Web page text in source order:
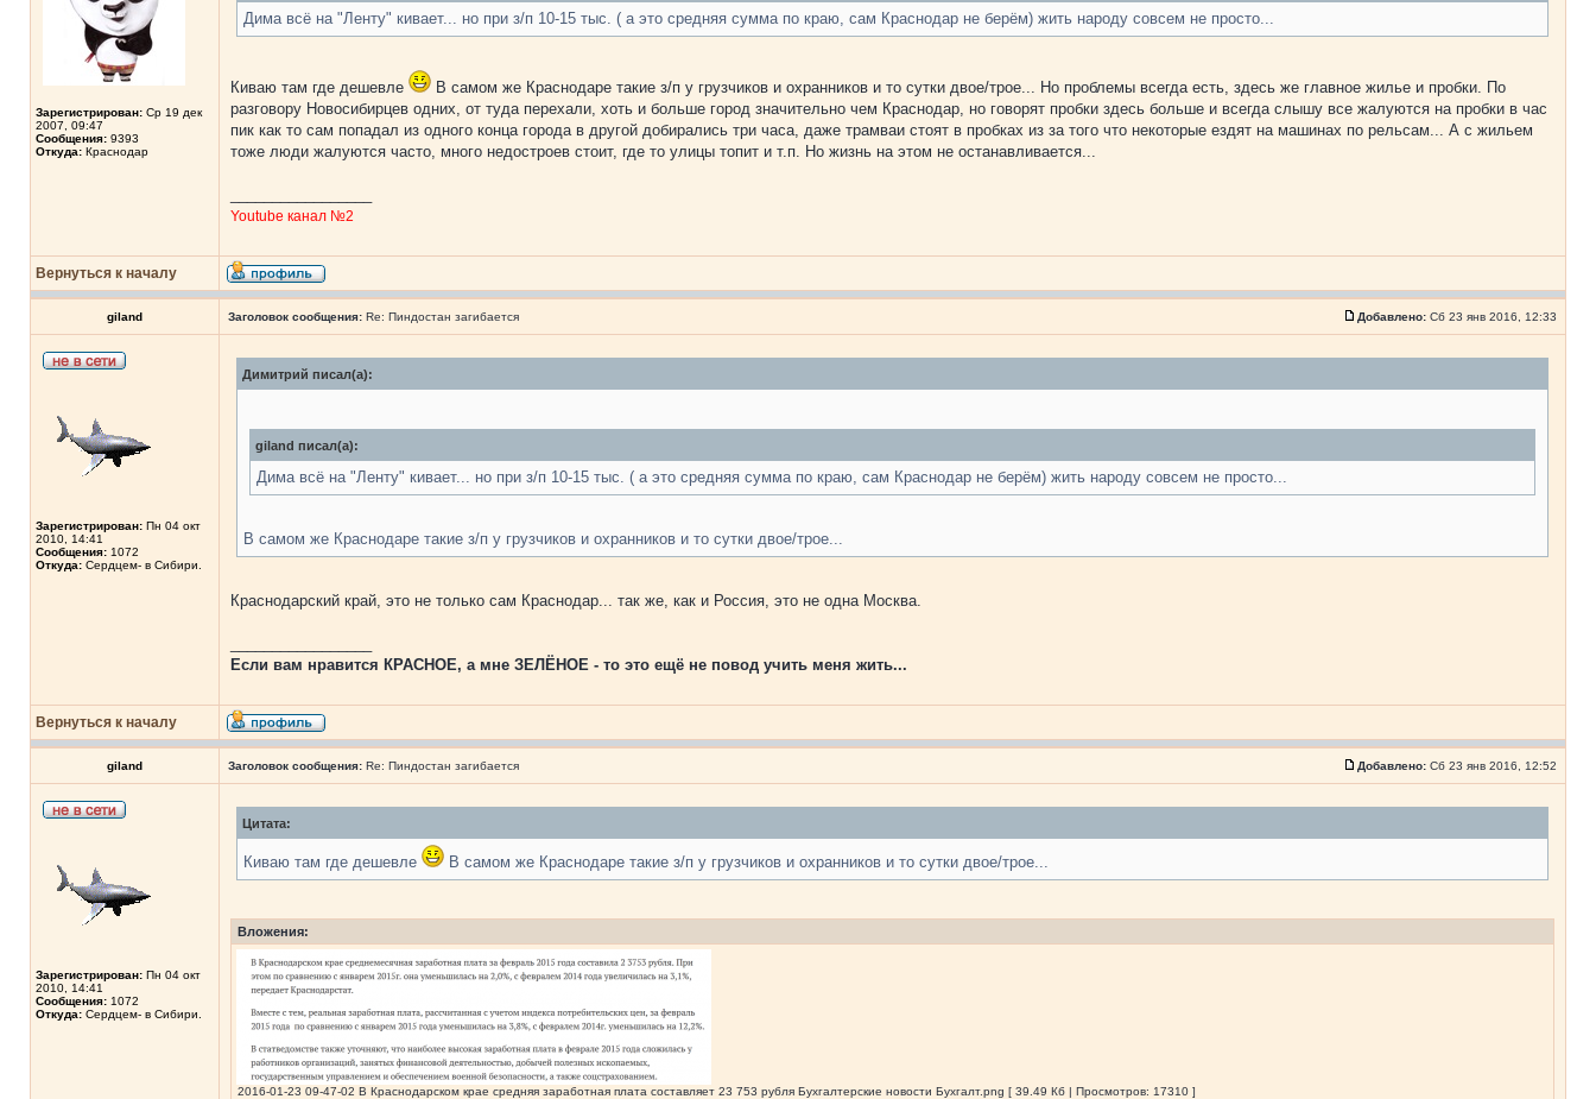
Зарегистрирован: Ср 19 дек
2007, 09:47
Сообщения: 9393
Откуда: Краснодар
Дима всё на "Ленту" кивает... но при з/п 10-15 тыс. ( а это средняя сумма по краю, сам Краснодар не берём) жить народу совсем не просто...
Киваю там где дешевле
В самом же Краснодаре такие з/п у грузчиков и охранников и то сутки двое/трое... Но проблемы всегда есть, здесь же главное жилье и пробки. По
разговору Новосибирцев одних, от туда перехали, хоть и больше город значительно чем Краснодар, но говорят пробки здесь больше и всегда слышу все жалуются на пробки в час
пик как то сам попадал из одного конца города в другой добирались три часа, даже трамваи стоят в пробках из за того что некоторые ездят на машинах по рельсам... А с жильем
тоже люди жалуются часто, много недостроев стоит, где то улицы топит и т.п. Но жизнь на этом не останавливается...
Youtube канал №2
Вернуться к началу
giland Заголовок сообщения: Re: Пиндостан загибается Добавлено: Сб 23 янв 2016, 12:33
Зарегистрирован: Пн 04 окт
2010, 14:41
Сообщения: 1072
Откуда: Сердцем- в Сибири.
Димитрий писал(а):
giland писал(а):
Дима всё на "Ленту" кивает... но при з/п 10-15 тыс. ( а это средняя сумма по краю, сам Краснодар не берём) жить народу совсем не просто...
В самом же Краснодаре такие з/п у грузчиков и охранников и то сутки двое/трое...
Краснодарский край, это не только сам Краснодар... так же, как и Россия, это не одна Москва.
Если вам нравится КРАСНОЕ, а мне ЗЕЛЁНОЕ - то это ещё не повод учить меня жить...
Вернуться к началу
giland Заголовок сообщения: Re: Пиндостан загибается Добавлено: Сб 23 янв 2016, 12:52
Зарегистрирован: Пн 04 окт
2010, 14:41
Сообщения: 1072
Откуда: Сердцем- в Сибири.
Цитата:
Киваю там где дешевле В самом же Краснодаре такие з/п у грузчиков и охранников и то сутки двое/трое...
Вложения:
2016-01-23 09-47-02 В Краснодарском крае средняя заработная плата составляет 23 753 рубля Бухгалтерские новости Бухгалт.png [ 39.49 Кб | Просмотров: 17310 ]